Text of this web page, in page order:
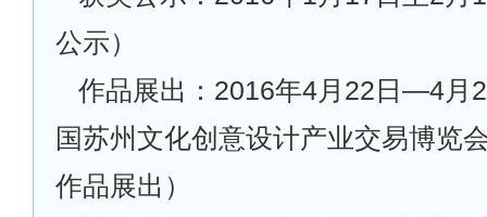
公示）
作品展出：2016年4月22日—4月
国苏州文化创意设计产业交易博览
作品展出）